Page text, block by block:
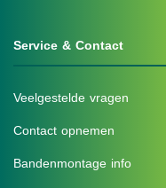
Service & Contact
Veelgestelde vragen
Contact opnemen
Bandenmontage info